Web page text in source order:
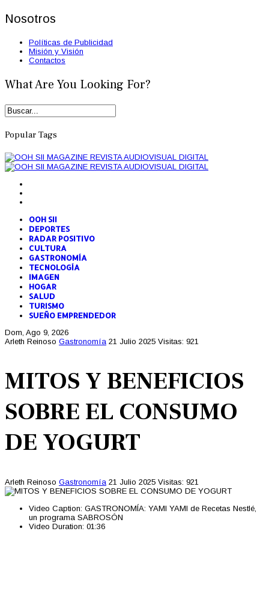
Nosotros
Políticas de Publicidad
Misión y Visión
Contactos
What Are You Looking For?
Popular Tags
OOH SII
DEPORTES
RADAR POSITIVO
CULTURA
GASTRONOMÍA
TECNOLOGÍA
IMAGEN
HOGAR
SALUD
TURISMO
SUEÑO EMPRENDEDOR
Dom, Ago 9, 2026
Arleth Reinoso Gastronomía 21 Julio 2025 Visitas: 921
MITOS Y BENEFICIOS
SOBRE EL CONSUMO
DE YOGURT
Arleth Reinoso Gastronomía 21 Julio 2025 Visitas: 921
Video Caption: GASTRONOMÍA: YAMI YAMI de Recetas Nestlé,
un programa SABROSÓN
Video Duration: 01:36